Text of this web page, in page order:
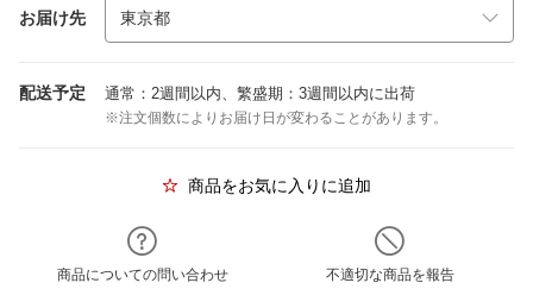
お届け先
配送予定 通常：2週間以内、繁盛期：3週間以内に出荷
※注文個数によりお届け日が変わることがあります。
商品をお気に入りに追加
商品についての問い合わせ 不適切な商品を報告